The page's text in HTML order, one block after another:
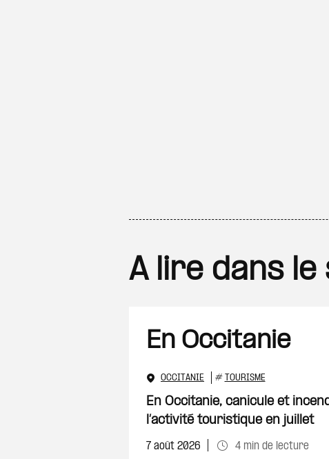
A lire dans
En Occitanie
OCCITANIE # TOURISME
En Occitanie, canicule et
l’activité touristique en juillet
7 août 2026 4 min de lecture